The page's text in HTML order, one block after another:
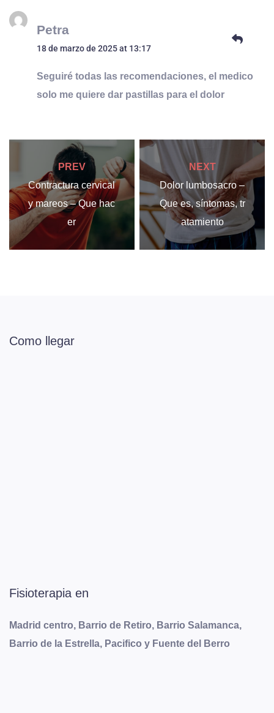
Petra
18 de marzo de 2025 at 13:17
Seguiré todas las recomendaciones, el medico
solo me quiere dar pastillas para el dolor
PREV
Contractura cervical
y mareos – Que hac
er
NEXT
Dolor lumbosacro –
Que es, síntomas, tr
atamiento
Como llegar
Fisioterapia en
Madrid centro, Barrio de Retiro, Barrio Salamanca,
Barrio de la Estrella, Pacifico y Fuente del Berro